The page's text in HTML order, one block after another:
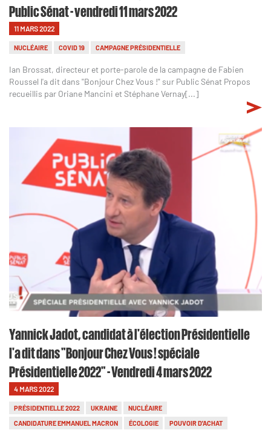
Public Sénat - vendredi 11 mars 2022
11 MARS 2022
NUCLÉAIRE COVID 19 CAMPAGNE PRÉSIDENTIELLE
Ian Brossat, directeur et porte-parole de la campagne de Fabien
Roussel l'a dit dans "Bonjour Chez Vous !" sur Public Sénat Propos
recueillis par Oriane Mancini et Stéphane Vernay[...]
Yannick Jadot, candidat à l'élection Présidentielle
l'a dit dans "Bonjour Chez Vous ! spéciale
Présidentielle 2022" - Vendredi 4 mars 2022
4 MARS 2022
PRÉSIDENTIELLE 2022 UKRAINE
NUCLÉAIRE
CANDIDATURE EMMANUEL MACRON
ÉCOLOGIE
POUVOIR D'ACHAT